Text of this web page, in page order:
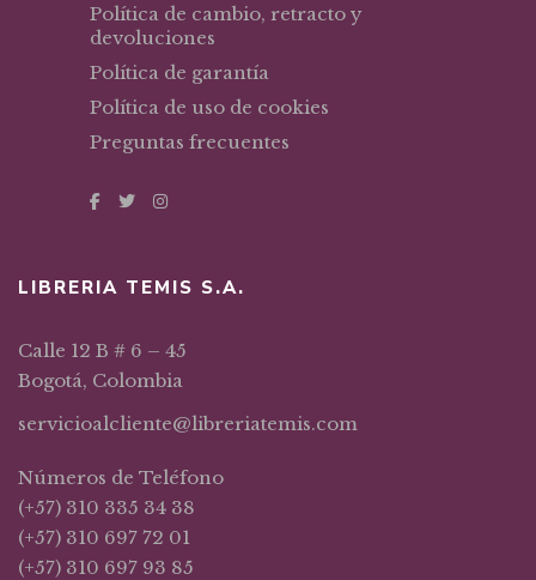
Política de cambio, retracto y
devoluciones
Política de garantía
Política de uso de cookies
Preguntas frecuentes
LIBRERIA TEMIS S.A.
Calle 12 B # 6 – 45
Bogotá, Colombia
servicioalcliente@libreriatemis.com
Números de Teléfono
(+57) 310 335 34 38
(+57) 310 697 72 01
(+57) 310 697 93 85